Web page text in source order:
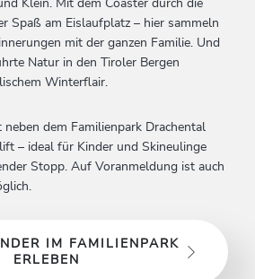
Klein. Mit dem Coaster durch die
Spaß am Eislaufplatz – hier sammeln
mit der ganzen Familie. Und
Natur in den Tiroler Bergen
Winterflair.
neben dem Familienpark Drachental
– ideal für Kinder und Skineulinge
Stopp. Auf Voranmeldung ist auch
IM FAMILIENPARK
ERLEBEN